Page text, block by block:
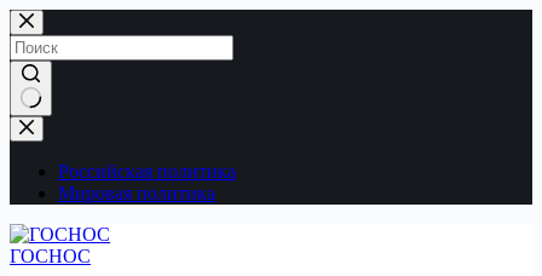
Перейти
к
сути
Ничего
не
найденоРоссийская политика
Мировая политика
ГОСНОС